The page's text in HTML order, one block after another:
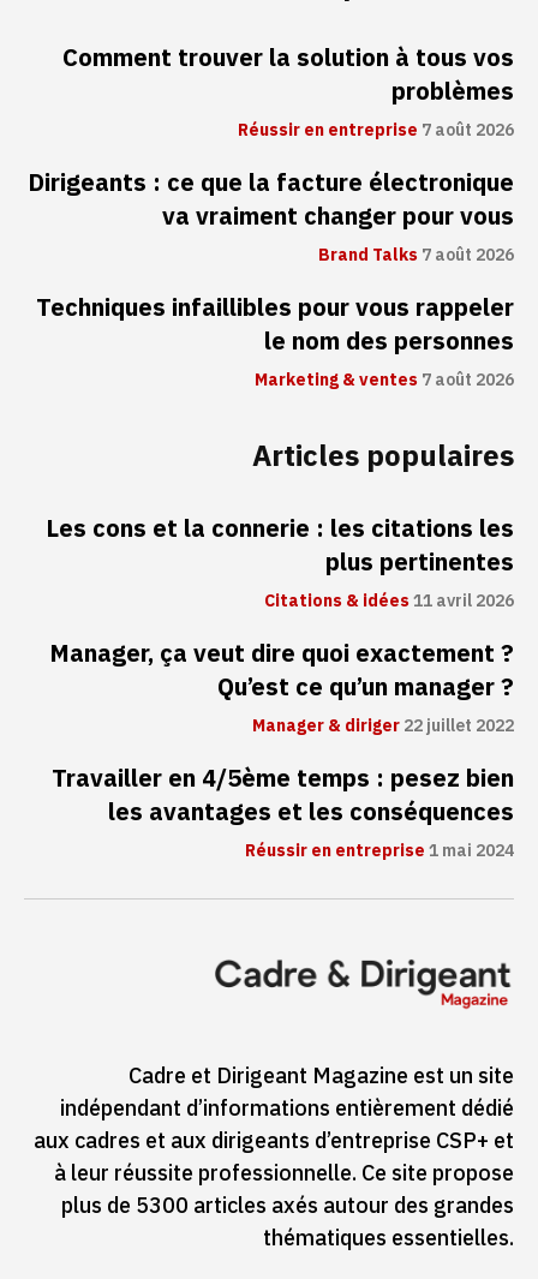
Comment trouver la solution à tous vos
problèmes
Réussir en entreprise 7 août 2026
Dirigeants : ce que la facture électronique
va vraiment changer pour vous
Brand Talks7 août 2026
Techniques infaillibles pour vous rappeler
le nom des personnes
Marketing & ventes7 août 2026
Articles populaires
Les cons et la connerie : les citations les
plus pertinentes
Citations & idées11 avril 2026
Manager, ça veut dire quoi exactement ?
Qu’est ce qu’un manager ?
Manager & diriger22 juillet 2022
Travailler en 4/5ème temps : pesez bien
les avantages et les conséquences
Réussir en entreprise1 mai 2024
Cadre et Dirigeant Magazine est un site
indépendant d’informations entièrement dédié
aux cadres et aux dirigeants d’entreprise CSP+ et
à leur réussite professionnelle. Ce site propose
plus de 5300 articles axés autour des grandes
thématiques essentielles.